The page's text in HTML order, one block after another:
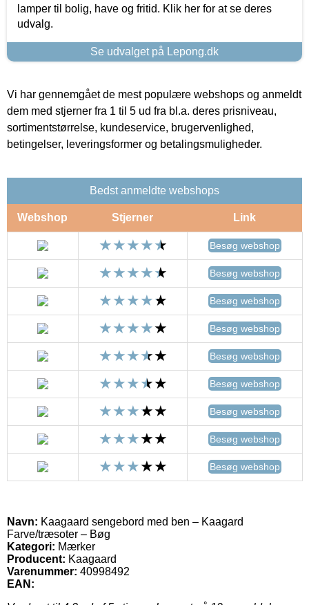
lamper til bolig, have og fritid. Klik her for at se deres
udvalg.
Se udvalget på Lepong.dk
Vi har gennemgået de mest populære webshops og anmeldt
dem med stjerner fra 1 til 5 ud fra bl.a. deres prisniveau,
sortimentstørrelse, kundeservice, brugervenlighed,
betingelser, leveringsformer og betalingsmuligheder.
Bedst anmeldte webshops
Webshop Stjerner Link
Besøg webshop
Besøg webshop
Besøg webshop
Besøg webshop
Besøg webshop
Besøg webshop
Besøg webshop
Besøg webshop
Besøg webshop
Navn: Kaagaard sengebord med ben – Kaagard
Farve/træsoter – Bøg
Kategori: Mærker
Producent: Kaagaard
Varenummer: 40998492
EAN: